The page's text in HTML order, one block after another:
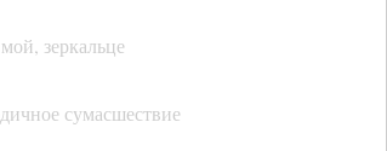
зеркальце
сумасшествие